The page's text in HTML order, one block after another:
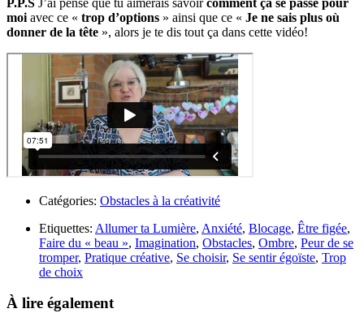
moi avec ce « trop d’options » ainsi que ce « Je ne sais plus où
donner de la tête », alors je te dis tout ça dans cette vidéo!
Catégories: Obstacles à la créativité
Etiquettes: Allumer ta Lumière, Anxiété, Blocage, Être figée,
Faire du « beau », Imagination, Obstacles, Ombre, Peur de se
tromper, Pratique créative, Se choisir, Se sentir égoïste, Trop
de choix
À lire également